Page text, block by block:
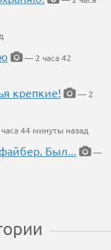
— 2 часа 42
крепкие!
— 2
44 минуты назад
Был...
—